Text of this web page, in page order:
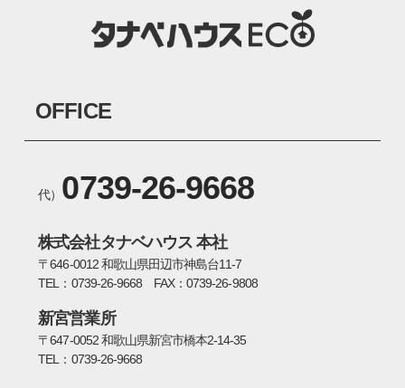
OFFICE
代） 0739-26-9668
株式会社タナベハウス 本社
〒646-0012 和歌山県田辺市神島台11-7
TEL：0739-26-9668 FAX：0739-26-9808
新宮営業所
〒647-0052 和歌山県新宮市橋本2-14-35
TEL：0739-26-9668